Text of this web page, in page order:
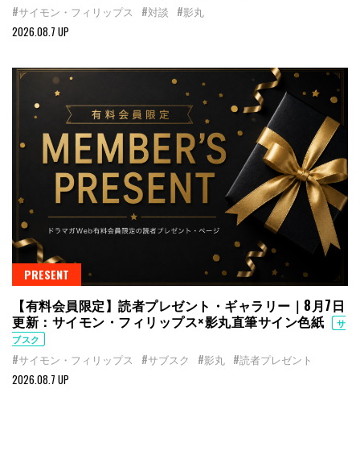
#サイモン・フィリップス #対談 #影丸
2026.08.7 UP
PRESENT
【有料会員限定】読者プレゼント・ギャラリー｜8月7日
更新：サイモン・フィリップス×影丸直筆サイン色紙
サ
ブスク
#サイモン・フィリップス #サブスク #影丸 #読者プレゼント
2026.08.7 UP